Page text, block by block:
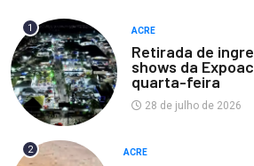
1 ACRE
Retirada de
shows da
quarta-feira
28 de julho de 2026
2 ACRE